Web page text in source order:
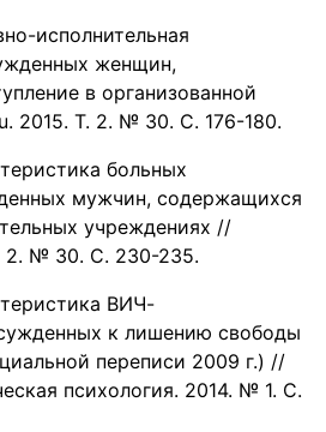
исполнительная
женщин,
в организованной
2015. Т. 2. № 30. С. 176-180.
больных
мужчин, содержащихся
учреждениях //
2. № 30. С. 230-235.
ВИЧ-
к лишению свободы
переписи 2009 г.) //
психология. 2014. № 1. С.